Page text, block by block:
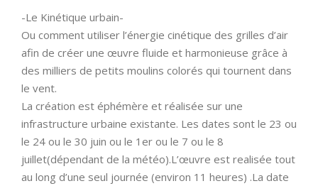
-Le Kinétique urbain-
Ou comment utiliser l’énergie cinétique des grilles d’air
afin de créer une œuvre fluide et harmonieuse grâce à
des milliers de petits moulins colorés qui tournent dans
le vent.
La création est éphémère et réalisée sur une
infrastructure urbaine existante. Les dates sont le 23 ou
le 24 ou le 30 juin ou le 1er ou le 7 ou le 8
juillet(dépendant de la météo).L’œuvre est realisée tout
au long d’une seul journée (environ 11 heures) .La date